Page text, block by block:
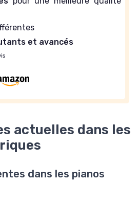
et avancés
actuelles dans les
dans les pianos